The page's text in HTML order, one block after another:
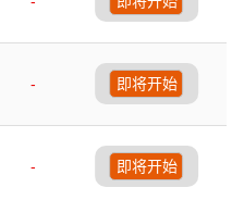
-
即将开始
-
即将开始